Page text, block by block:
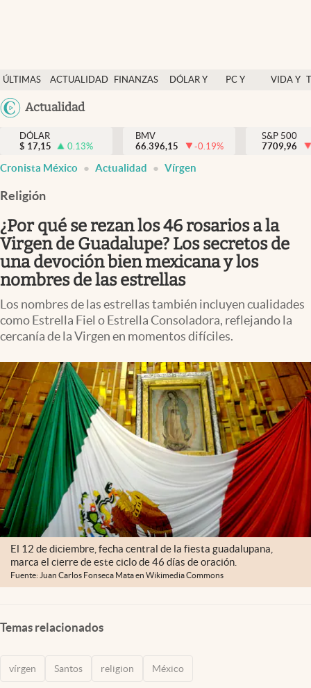
ÚLTIMAS
NOTICIAS
ACTUALIDAD
FINANZAS
DÓLAR Y
PC Y
VIDA Y
México
Actualidad
Actualidad
Finanzas y economía
Dólar y mercados
Pc y celular
Vida y estilo
Clima
Mediakit
abre en nueva pestaña
México
DÓLAR
$ 17,15 0.13%
BMV
66.396,15
-0.19%
S&P 500
7709,96
Cronista México Actualidad Vírgen
Religión
¿Por qué se rezan los 46 rosarios a la
Virgen de Guadalupe? Los secretos de
una devoción bien mexicana y los
nombres de las estrellas
Los nombres de las estrellas también incluyen cualidades
como Estrella Fiel o Estrella Consoladora, reflejando la
cercanía de la Virgen en momentos difíciles.
El 12 de diciembre, fecha central de la fiesta guadalupana,
marca el cierre de este ciclo de 46 días de oración.
Fuente: Juan Carlos Fonseca Mata en Wikimedia Commons
Temas relacionados
vírgen Santos religion México